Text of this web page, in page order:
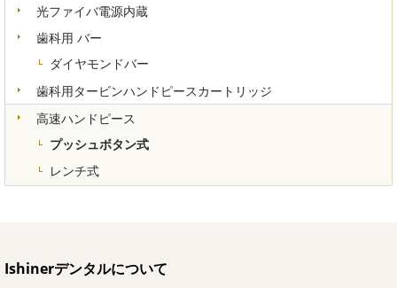
光ファイバ電源内蔵
歯科用 バー
ダイヤモンドバー
歯科用タービンハンドピースカートリッジ
高速ハンドピース
プッシュボタン式
レンチ式
Ishinerデンタルについて